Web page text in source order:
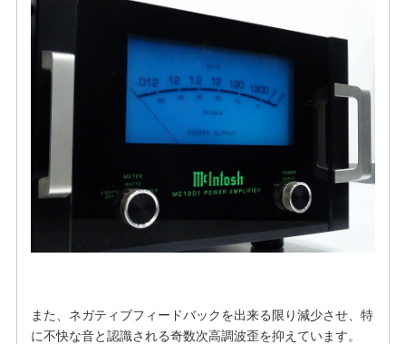
また、ネガティブフィードバックを出来る限り減少させ、特
に不快な音と認識される奇数次高調波歪を抑えています。